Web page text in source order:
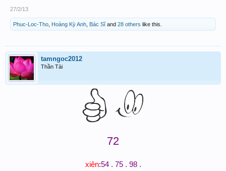
27/2/13
Phuc-Loc-Tho Hoàng Kỳ Anh Bác Sĩand 28 others like this.
tamngoc2012
Thần Tài
72
xiên:54 . 75 . 98 .